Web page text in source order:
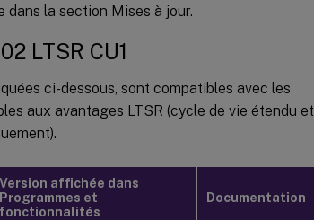
dans la section Mises à jour.
LTSR CU1
ci-dessous, sont compatibles avec les
aux avantages LTSR (cycle de vie étendu et
Version affichée dans
Programmes et
fonctionnalités
Documentation